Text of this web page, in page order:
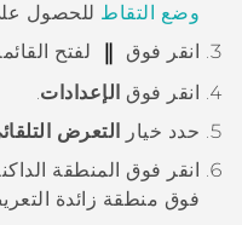
وضع التقاط للحصول
انقر فوق
لفتح
انقر فوق الإعدادات
حدد خيار التعرض
انقر فوق المنطقة
فوق منطقة زائدة